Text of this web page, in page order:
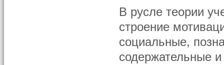
В русле теории
строение
социальные,
содержательные